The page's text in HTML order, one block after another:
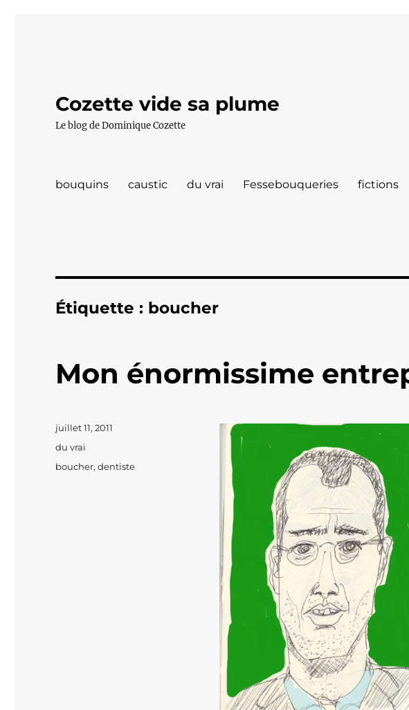
Cozette vide sa plume
Le blog de Dominique Cozette
bouquins caustic du vrai Fessebouqueries fictions
Étiquette : boucher
Mon énormissime
Publié
le
juillet 11, 2011
Catégories
du vrai
Étiquettes
boucher,dentiste